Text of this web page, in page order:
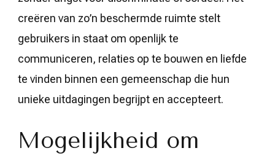
creëren van zo’n beschermde ruimte stelt
gebruikers in staat om openlijk te
communiceren, relaties op te bouwen en liefde
te vinden binnen een gemeenschap die hun
unieke uitdagingen begrijpt en accepteert.
Mogelijkheid om